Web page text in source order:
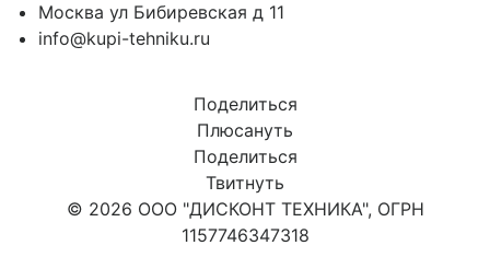
Москва ул Бибиревская д 11
info@kupi-tehniku.ru
Поделиться
Плюсануть
Поделиться
Твитнуть
© 2026 ООО "ДИСКОНТ ТЕХНИКА", ОГРН
1157746347318